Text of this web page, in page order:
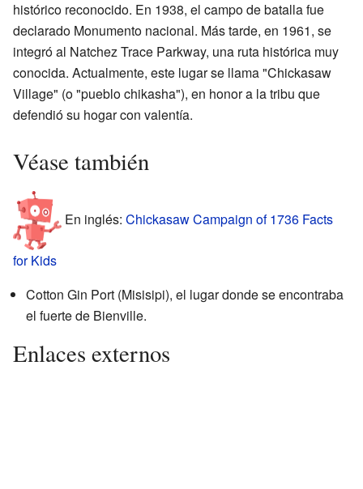
histórico reconocido. En 1938, el campo de batalla fue
declarado Monumento nacional. Más tarde, en 1961, se
integró al Natchez Trace Parkway, una ruta histórica muy
conocida. Actualmente, este lugar se llama "Chickasaw
Village" (o "pueblo chikasha"), en honor a la tribu que
defendió su hogar con valentía.
Véase también
En inglés: Chickasaw Campaign of 1736 Facts
for Kids
Cotton Gin Port (Misisipi), el lugar donde se encontraba
el fuerte de Bienville.
Enlaces externos